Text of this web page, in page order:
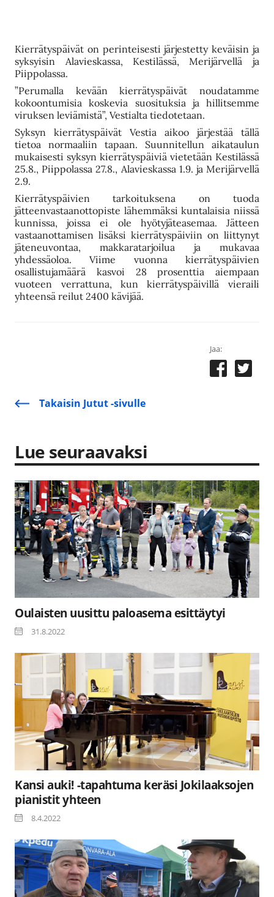
Kierrätyspäivät on perinteisesti järjestetty keväisin ja
syksyisin Alavieskassa, Kestilässä, Merijärvellä ja
Piippolassa.
”Perumalla kevään kierrätyspäivät noudatamme
kokoontumisia koskevia suosituksia ja hillitsemme
viruksen leviämistä”, Vestialta tiedotetaan.
Syksyn kierrätyspäivät Vestia aikoo järjestää tällä
tietoa normaaliin tapaan. Suunnitellun aikataulun
mukaisesti syksyn kierrätyspäiviä vietetään Kestilässä
25.8., Piippolassa 27.8., Alavieskassa 1.9. ja Merijärvellä
2.9.
Kierrätyspäivien tarkoituksena on tuoda
jätteenvastaanottopiste lähemmäksi kuntalaisia niissä
kunnissa, joissa ei ole hyötyjäteasemaa. Jätteen
vastaanottamisen lisäksi kierrätyspäiviin on liittynyt
jäteneuvontaa, makkaratarjoilua ja mukavaa
yhdessäoloa. Viime vuonna kierrätyspäivien
osallistujamäärä kasvoi 28 prosenttia aiempaan
vuoteen verrattuna, kun kierrätyspäivillä vieraili
yhteensä reilut 2400 kävijää.
Jaa:
Takaisin Jutut -sivulle
Lue seuraavaksi
Oulaisten uusittu paloasema esittäytyi
31.8.2022
Kansi auki! -tapahtuma keräsi Jokilaaksojen
pianistit yhteen
8.4.2022